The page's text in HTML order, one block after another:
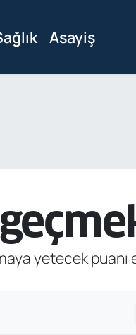
Asayiş
yetecek